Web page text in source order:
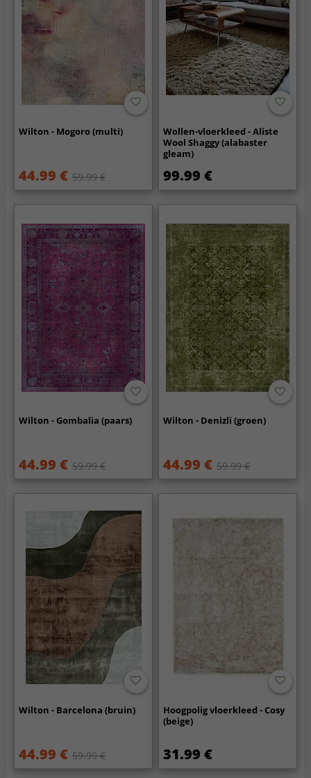
Wilton - Mogoro (multi)
44.99 € 59.99 €
Wollen-vloerkleed - Aliste
Wool Shaggy (alabaster
gleam)
99.99 €
Wilton - Gombalia (paars)
44.99 € 59.99 €
Wilton - Denizli (groen)
44.99 € 59.99 €
Wilton - Barcelona (bruin)
44.99 € 59.99 €
Hoogpolig vloerkleed - Cosy
(beige)
31.99 €